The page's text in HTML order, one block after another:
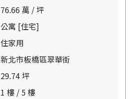
76.66 萬 / 坪
公寓 [住宅]
住家用
新北市板橋區翠華街
29.74 坪
1 樓 / 5 樓